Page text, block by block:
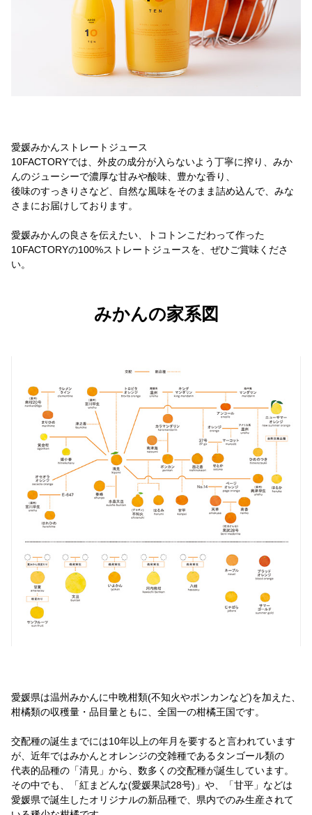
愛媛みかんストレートジュース
10FACTORYでは、外皮の成分が入らないよう丁寧に搾り、みか
んのジューシーで濃厚な甘みや酸味、豊かな香り、
後味のすっきりさなど、自然な風味をそのまま詰め込んで、みな
さまにお届けしております。
愛媛みかんの良さを伝えたい、トコトンこだわって作った
10FACTORYの100%ストレートジュースを、ぜひご賞味くださ
い。
みかんの家系図
愛媛県は温州みかんに中晩柑類(不知火やポンカンなど)を加えた、
柑橘類の収穫量・品目量ともに、全国一の柑橘王国です。
交配種の誕生までには10年以上の年月を要すると言われています
が、近年ではみかんとオレンジの交雑種であるタンゴール類の
代表的品種の「清見」から、数多くの交配種が誕生しています。
その中でも、「紅まどんな(愛媛果試28号)」や、「甘平」などは
愛媛県で誕生したオリジナルの新品種で、県内でのみ生産されて